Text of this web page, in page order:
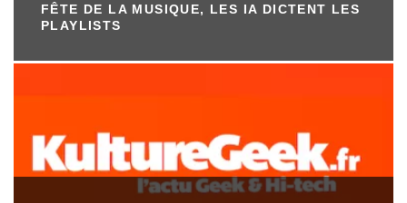
FÊTE DE LA MUSIQUE, LES IA DICTENT LES
PLAYLISTS